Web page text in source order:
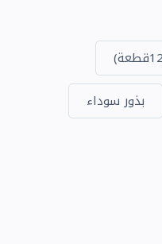
بذور سوداء